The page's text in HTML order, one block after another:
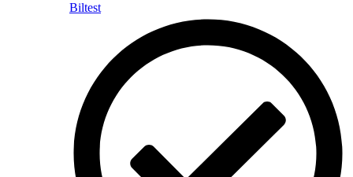
Biltest